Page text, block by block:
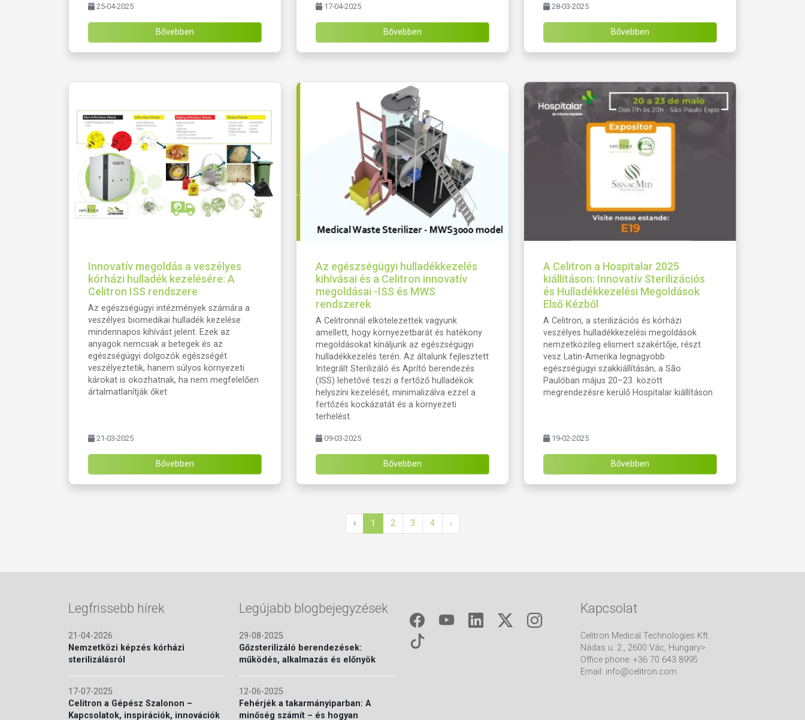
25-04-2025
Bővebben
17-04-2025
Bővebben
28-03-2025
Bővebben
Innovatív megoldás a veszélyes
kórházi hulladék kezelésére: A
Celitron ISS rendszere
Az egészségügyi intézmények számára a
veszélyes biomedikai hulladék kezelése
mindennapos kihívást jelent. Ezek az
anyagok nemcsak a betegek és az
egészségügyi dolgozók egészségét
veszélyeztetik, hanem súlyos környezeti
károkat is okozhatnak, ha nem megfelelően
ártalmatlanítják őket
21-03-2025
Bővebben
Az egészségügyi hulladékkezelés
kihívásai és a Celitron innovatív
megoldásai -ISS és MWS
rendszerek
A Celitronnál elkötelezettek vagyunk
amellett, hogy környezetbarát és hatékony
megoldásokat kínáljunk az egészségügyi
hulladékkezelés terén. Az általunk fejlesztett
Integrált Sterilizáló és Aprító berendezés
(ISS) lehetővé teszi a fertőző hulladékok
helyszíni kezelését, minimalizálva ezzel a
fertőzés kockázatát és a környezeti
terhelést.
09-03-2025
Bővebben
A Celitron a Hospitalar 2025
kiállításon: Innovatív Sterilizációs
és Hulladékkezelési Megoldások
Első Kézből
A Celitron, a sterilizációs és kórházi
veszélyes hulladékkezelési megoldások
nemzetközileg elismert szakértője, részt
vesz Latin-Amerika legnagyobb
egészségügyi szakkiállításán, a São
Paulóban május 20–23. között
megrendezésre kerülő Hospitalar kiállításon
19-02-2025
Bővebben
‹ 1 2 3 4 ›
Legfrissebb hírek
21-04-2026
Nemzetközi képzés kórházi
sterilizálásról
17-07-2025
Celitron a Gépész Szalonon –
Kapcsolatok, inspirációk, innovációk
Legújabb blogbejegyzések
29-08-2025
Gőzsterilizáló berendezések:
működés, alkalmazás és előnyök
12-06-2025
Fehérjék a takarmányiparban: A
minőség számít – és hogyan
Kapcsolat
Celitron Medical Technologies Kft.
Nádas u. 2., 2600 Vác, Hungary>
Office phone: +36 70 643 8995
Email: info@celitron.com